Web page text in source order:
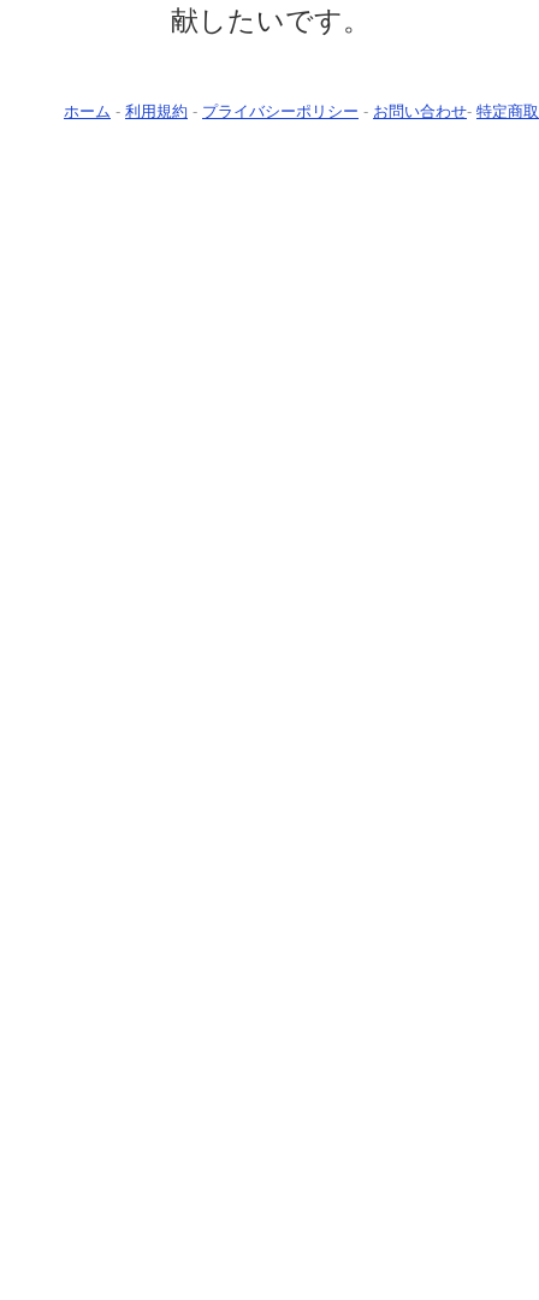
献したいです。
ホーム - 利用規約 - プライバシーポリシー - お問い合わせ- 特定商